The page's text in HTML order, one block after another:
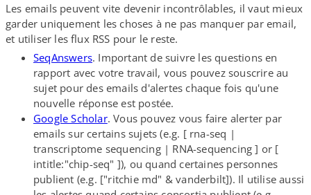
Les emails peuvent vite devenir incontrôlables, il vaut mieux
garder uniquement les choses à ne pas manquer par email,
et utiliser les flux RSS pour le reste.
SeqAnswers. Important de suivre les questions en
rapport avec votre travail, vous pouvez souscrire au
sujet pour des emails d'alertes chaque fois qu'une
nouvelle réponse est postée.
Google Scholar. Vous pouvez vous faire alerter par
emails sur certains sujets (e.g. [ rna-​seq |
transcriptome sequencing | RNA-​sequencing ] or [
intitle:"chip-seq" ]), ou quand certaines personnes
publient (e.g. ["ritchie md" & vanderbilt]). Il utilise aussi